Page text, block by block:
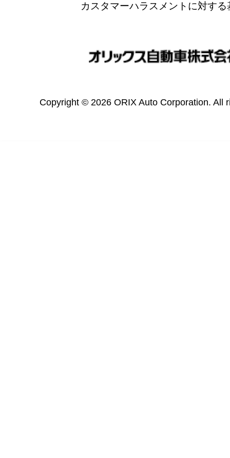
カスタマーハラスメントに対する
Copyright © 2026 ORIX Auto Corporation. All